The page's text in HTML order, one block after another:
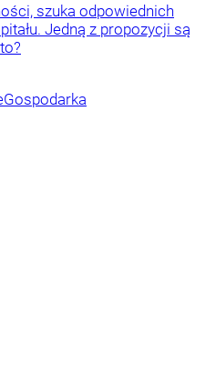
szuka odpowiednich
Jedną z propozycji są
Gospodarka